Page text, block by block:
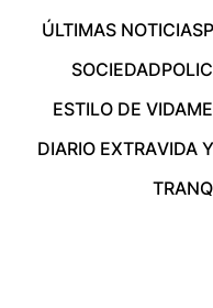
ÚLTIMAS NOTICIAS
SOCIEDAD
ESTILO DE VIDA
DIARIO EXTRAVIDA